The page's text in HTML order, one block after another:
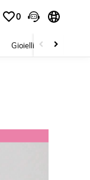
0
Gioielli E Accessori